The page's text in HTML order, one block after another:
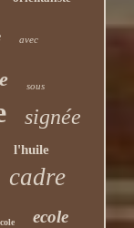
avec
sous
signée
l'huile
cadre
ecole